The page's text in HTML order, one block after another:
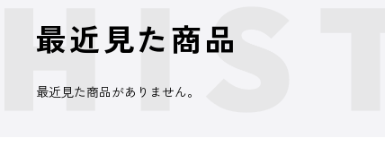
最近見た商品
最近見た商品がありません。